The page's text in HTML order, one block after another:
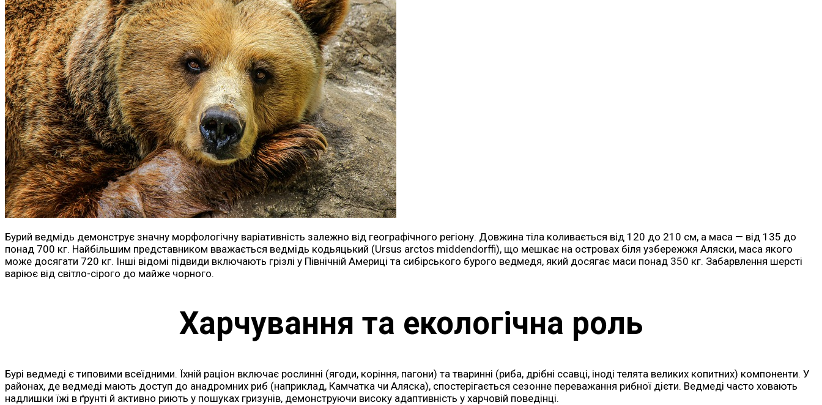
Бурий ведмідь демонструє значну морфологічну варіативність залежно від географічного регіону. Довжина тіла коливається від 120 до 210 см, а маса — від 135 до
понад 700 кг. Найбільшим представником вважається ведмідь кодьяцький (Ursus arctos middendorffi), що мешкає на островах біля узбережжя Аляски, маса якого
може досягати 720 кг. Інші відомі підвиди включають грізлі у Північній Америці та сибірського бурого ведмедя, який досягає маси понад 350 кг. Забарвлення шерсті
варіює від світло-сірого до майже чорного.
Харчування та екологічна роль
Бурі ведмеді є типовими всеїдними. Їхній раціон включає рослинні (ягоди, коріння, пагони) та тваринні (риба, дрібні ссавці, іноді телята великих копитних) компоненти. У
районах, де ведмеді мають доступ до анадромних риб (наприклад, Камчатка чи Аляска), спостерігається сезонне переважання рибної дієти. Ведмеді часто ховають
надлишки їжі в ґрунті й активно риють у пошуках гризунів, демонструючи високу адаптивність у харчовій поведінці.